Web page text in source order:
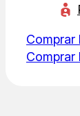
Comprar
Comprar